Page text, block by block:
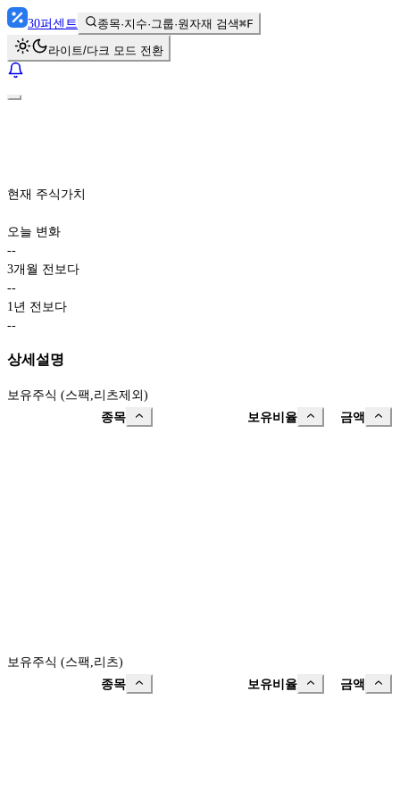
30퍼센트 종목·지수·그룹·원자재 검색⌘F
라이트/다크 모드 전환
현재 주식가치
오늘 변화
--
3개월 전보다
--
1년 전보다
--
상세설명
보유주식 (스팩,리츠제외)
종목
보유비율 금액
보유주식 (스팩,리츠)
종목
보유비율 금액